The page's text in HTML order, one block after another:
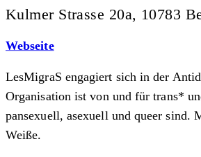
Kulmer Strasse 20a, 10783
Webseite
LesMigraS engagiert sich in der
Organisation ist von und für trans*
pansexuell, asexuell und queer
Weiße.